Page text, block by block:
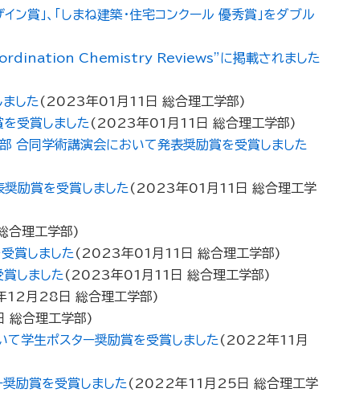
賞」、「しまね建築・住宅コンクール 優秀賞」をダブル
Chemistry Reviews”に掲載されました
した ( 2023年01月11日 総合理工学部)
受賞しました ( 2023年01月11日 総合理工学部)
合同学術講演会において発表奨励賞を受賞しました
励賞を受賞しました ( 2023年01月11日 総合理工学
合理工学部)
賞しました ( 2023年01月11日 総合理工学部)
しました ( 2023年01月11日 総合理工学部)
12月28日 総合理工学部)
総合理工学部)
学生ポスター奨励賞を受賞しました ( 2022年11月
励賞を受賞しました ( 2022年11月25日 総合理工学